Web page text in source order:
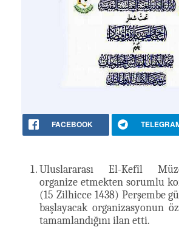
FACEBOOK
Uluslararası El-Kefîl
organize etmekten sorumlu
(15 Zilhicce 1438) Perşembe
başlayacak organizasyonun
tamamlandığını ilan etti.